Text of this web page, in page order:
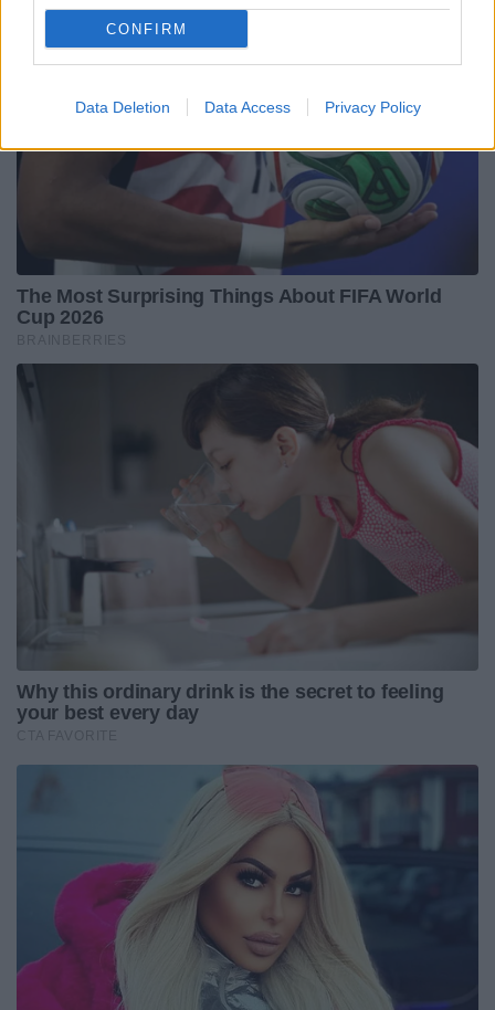
CONFIRM
Data Deletion Data Access Privacy Policy